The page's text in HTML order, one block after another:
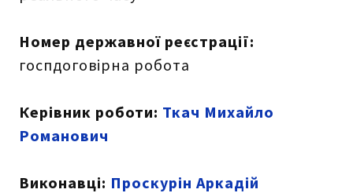
Номер державної реєстрації:
госпдоговірна робота
Керівник роботи: Ткач Михайло
Романович
Виконавці: Проскурін Аркадій